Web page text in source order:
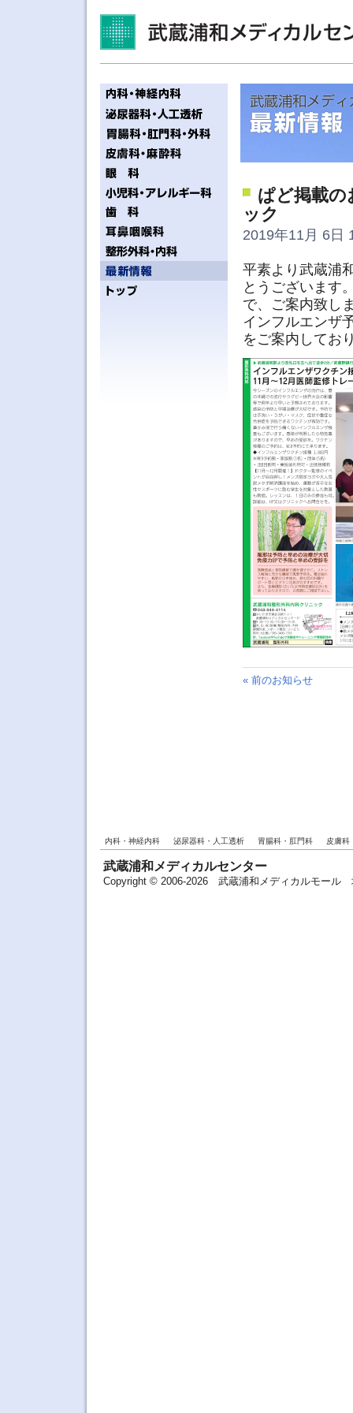
ぱど掲載の
ック
2019年11月 6日
平素より武蔵浦
とうございます
で、ご案内致し
インフルエンザ
をご案内してお
« 前のお知らせ
内科・神経内科 泌尿器科・人工透析 胃腸科・肛門科 皮膚科
武蔵浦和メディカルセンター
Copyright © 2006-2026 武蔵浦和メディカルモール